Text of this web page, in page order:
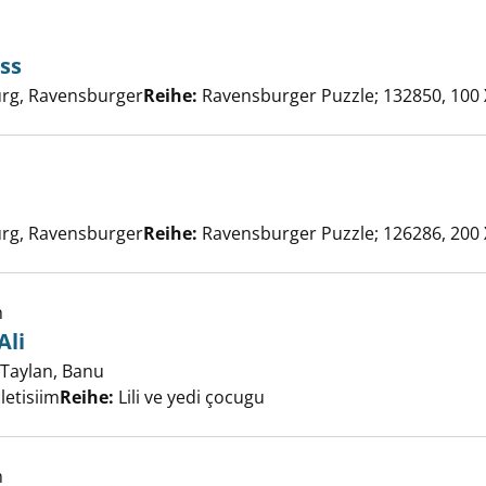
Schloss anzeigen
RavensburgerReihe: Ravensburger Puzzle; 132850, 100
anzeigen
RavensburgerReihe: Ravensburger Puzzle; 126286, 200
- Ali anzeigen
Taylan, Banu
Reihe: Lili ve yedi çocugu